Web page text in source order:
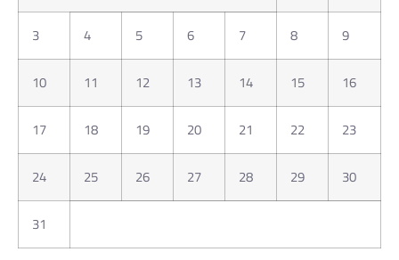
3 4 5 6 7 8 9
10 11 12 13 14 15 16
17 18 19 20 21 22 23
24 25 26 27 28 29 30
31